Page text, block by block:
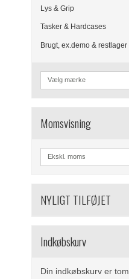
Lys & Grip
Tasker & Hardcases
Brugt, ex.demo & restlager
Momsvisning
NYLIGT TILFØJET
Indkøbskurv
Din indkøbskurv er tom